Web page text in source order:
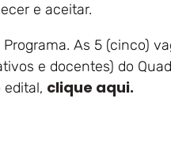
e aceitar.
As 5 (cinco)
e docentes) do
edital, clique aqui.